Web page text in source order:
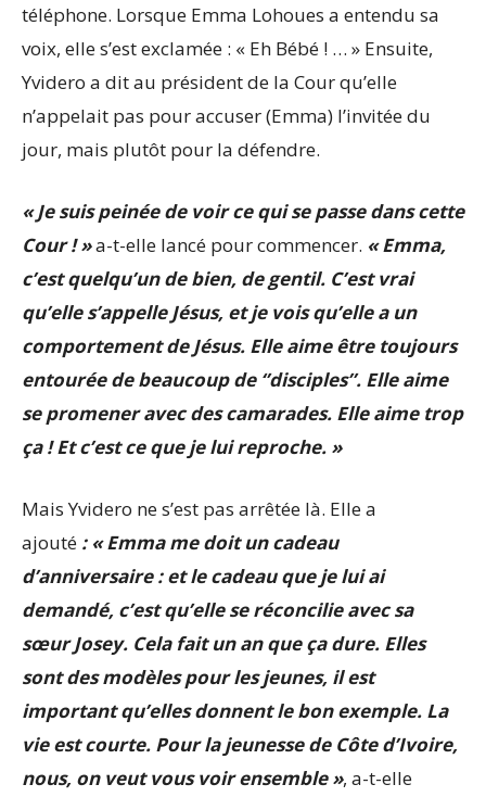
téléphone. Lorsque Emma Lohoues a entendu sa
voix, elle s’est exclamée : « Eh Bébé ! … » Ensuite,
Yvidero a dit au président de la Cour qu’elle
n’appelait pas pour accuser (Emma) l’invitée du
jour, mais plutôt pour la défendre.
« Je suis peinée de voir ce qui se passe dans cette
Cour ! »a-t-elle lancé pour commencer. « Emma,
c’est quelqu’un de bien, de gentil. C’est vrai
qu’elle s’appelle Jésus, et je vois qu’elle a un
comportement de Jésus. Elle aime être toujours
entourée de beaucoup de ‘’disciples’’. Elle aime
se promener avec des camarades. Elle aime trop
ça ! Et c’est ce que je lui reproche. »
Mais Yvidero ne s’est pas arrêtée là. Elle a
ajouté : « Emma me doit un cadeau
d’anniversaire : et le cadeau que je lui ai
demandé, c’est qu’elle se réconcilie avec sa
sœur Josey. Cela fait un an que ça dure. Elles
sont des modèles pour les jeunes, il est
important qu’elles donnent le bon exemple. La
vie est courte. Pour la jeunesse de Côte d’Ivoire,
nous, on veut vous voir ensemble », a-t-elle